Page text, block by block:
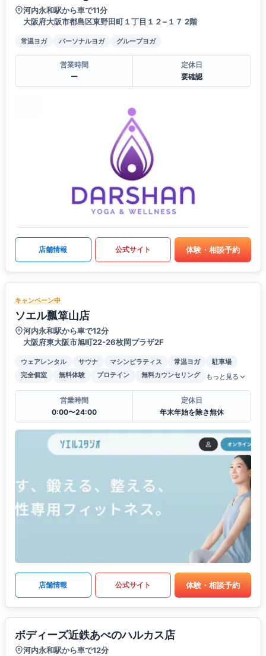
河内永和駅から車で11分
大阪府大阪市都島区東野田町１丁目１２−１７ 2階
常温ヨガ パーソナルヨガ グループヨガ
営業時間
ー
定休日
要確認
店舗情報 公式サイト 体験・相談予約
キャンペーン中
ソエル瓢箪山店
河内永和駅から車で12分
大阪府東大阪市旭町22-26枚岡プラザ2F
ウェアレンタル サウナ マシンピラティス 常温ヨガ
駐車場
完全個室
無料体験 プロテイン 無料カウンセリング もっと見る
営業時間
0:00〜24:00
定休日
年末年始を除き無休
店舗情報 公式サイト 体験・相談予約
ボディーズ近鉄あべのハルカス店
河内永和駅から車で12分